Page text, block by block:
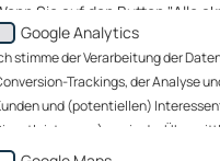
Sie auf den Button "Alle
Nutzerverhalten zum
Website gelangen
unserer Website-
sowie des
Interessenten mit
Google Analytics
stimme der Verarbeitung der
Trackings, der Analyse
und (potentiellen)
sowie der
LLC (USA) sowie an immo